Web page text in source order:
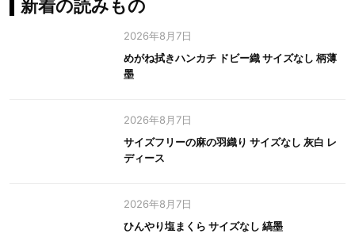
新着の読みもの
2026年8月7日
めがね拭きハンカチ ドビー織 サイズなし 柄薄
墨
2026年8月7日
サイズフリーの麻の羽織り サイズなし 灰白 レ
ディース
2026年8月7日
ひんやり塩まくら サイズなし 縞墨